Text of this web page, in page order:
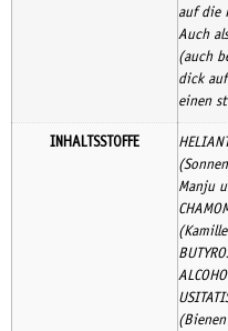
auf die
Auch
(auch
dick
einen
INHALTSSTOFFE
Manju